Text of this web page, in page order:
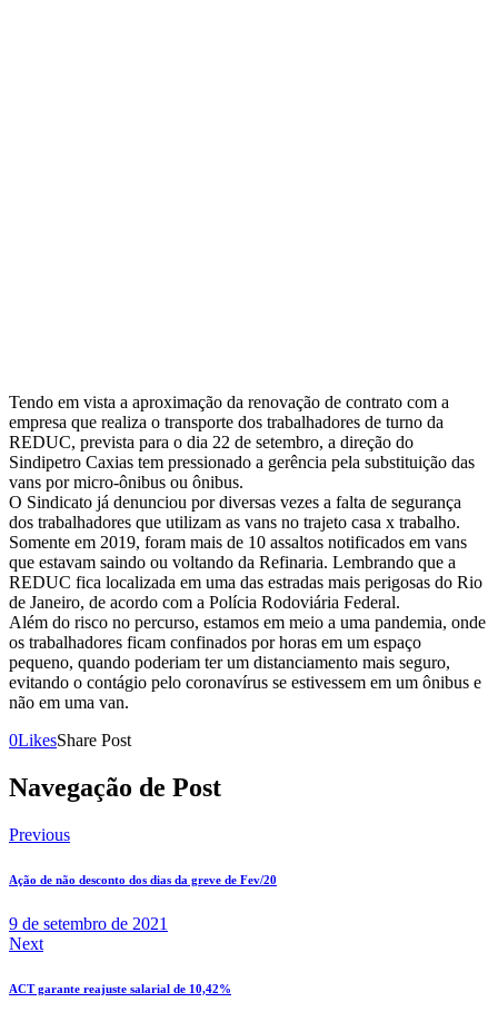
Tendo em vista a aproximação da renovação de contrato com a
empresa que realiza o transporte dos trabalhadores de turno da
REDUC, prevista para o dia 22 de setembro, a direção do
Sindipetro Caxias tem pressionado a gerência pela substituição das
vans por micro-ônibus ou ônibus.
O Sindicato já denunciou por diversas vezes a falta de segurança
dos trabalhadores que utilizam as vans no trajeto casa x trabalho.
Somente em 2019, foram mais de 10 assaltos notificados em vans
que estavam saindo ou voltando da Refinaria. Lembrando que a
REDUC fica localizada em uma das estradas mais perigosas do Rio
de Janeiro, de acordo com a Polícia Rodoviária Federal.
Além do risco no percurso, estamos em meio a uma pandemia, onde
os trabalhadores ficam confinados por horas em um espaço
pequeno, quando poderiam ter um distanciamento mais seguro,
evitando o contágio pelo coronavírus se estivessem em um ônibus e
não em uma van.
0LikesShare Post
Navegação de Post
Previous
Ação de não desconto dos dias da greve de Fev/20
9 de setembro de 2021
Next
ACT garante reajuste salarial de 10,42%